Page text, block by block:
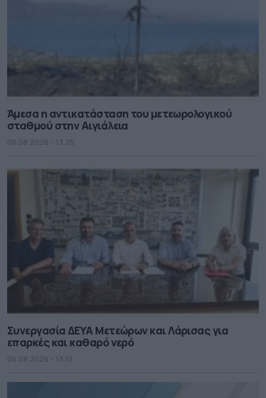
Άμεσα η αντικατάσταση του μετεωρολογικού
σταθμού στην Αιγιάλεια
06.08.2026 - 13.25
Συνεργασία ΔΕΥΑ Μετεώρων και Λάρισας για
επαρκές και καθαρό νερό
06.08.2026 - 13.10